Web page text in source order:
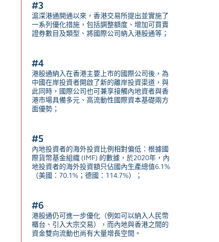
#3
滬深港通開通以來，香港交易所提出並實施了
一系列優化措施，包括調整額度、增加可買賣
證券數目及類型、將國際公司納入港股通等；
#4
港股通納入在香港主要上市的國際公司後，為
中國在岸投資者開啟了新的離岸投資渠道，與
此同時，國際公司也可兼享接觸內地資者與香
港市場具備多元、高流動性國際資本基礎兩方
面優勢；
#5
內地投資者的海外投資比例相對偏低：根據國
際貨幣基金組織 (IMF) 的數據，於2020年，內
地投資者的海外投資額只佔國內生產總值6.1%
（美國：70.1%；德國：114.7%）；
#6
港股通仍可進一步優化（例如可以納入人民幣
櫃台、引入大宗交易），而內地與香港之間的
資金雙向流動也尚有大量增長空間。